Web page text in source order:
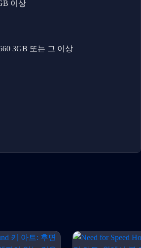
이상
3GB 또는 그 이상